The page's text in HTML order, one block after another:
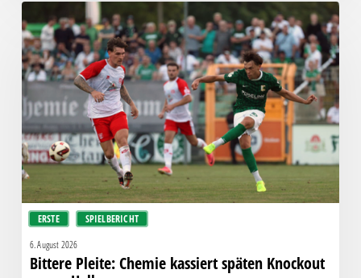
ERSTE SPIELBERICHT
Bittere
Pleite:
Chemie
kassiert
späten
Knockout
gegen
Halle
6. August 2026
Bittere Pleite: Chemie kassiert späten Knockout